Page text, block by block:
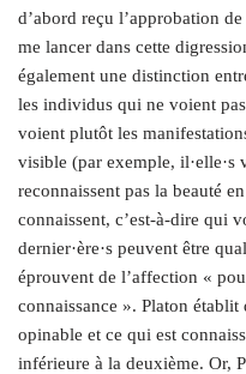
d’abord reçu l’approbation
me lancer dans cette
également une distinction
les individus qui ne voient
voient plutôt les
visible (par exemple, il·elle·s
reconnaissent pas la beauté
connaissent, c’est-à-dire qui
dernier·ère·s peuvent être
éprouvent de l’affection «
connaissance ». Platon
opinable et ce qui est
inférieure à la deuxième. Or,